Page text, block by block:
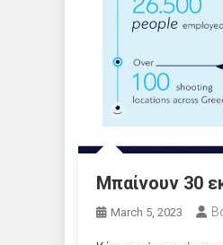
Μπαίνουν 30
March 5, 2023